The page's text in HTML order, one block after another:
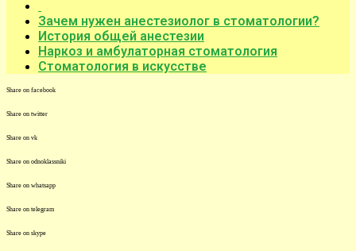
Зачем нужен анестезиолог в стоматологии?
История общей анестезии
Наркоз и амбулаторная стоматология
Стоматология в искусстве
Share on facebook
Share on twitter
Share on vk
Share on odnoklassniki
Share on whatsapp
Share on telegram
Share on skype